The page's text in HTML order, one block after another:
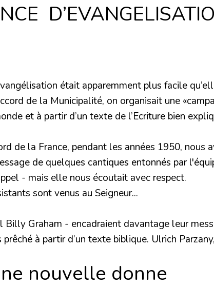
était apparemment plus facile
de la Municipalité, on organisait une
et à partir d’un texte de l’Ecriture bien
de la France, pendant les années 1950, nous
de quelques cantiques entonnés par
- mais elle nous écoutait avec respect.
sont venus au Seigneur...
Graham - encadraient davantage leur
à partir d’un texte biblique. Ulrich
nouvelle donne